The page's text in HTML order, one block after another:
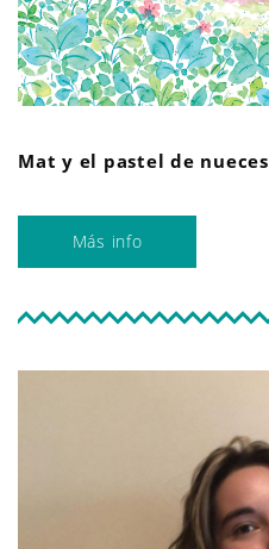
Mat y el pastel de nueces
Más info